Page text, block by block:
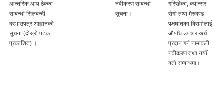
आन्तरिक आय ठेक्का
सम्बन्धी सिलबन्दी
दरभाउपत्र आह्वानको
सूचना (दोस्रो पटक
प्रकाशित) ।
नवीकरण सम्बन्धी
सूचना।
गरिरहेका, क्यान्सर
रोगी तथा मेरुदण्ड
पक्षघातका बिरामीलाई
औषधि उपचार खर्च
प्रदान गर्न नामावली
नवीकरण तथा नयाँ
दर्ता सम्बन्धमा।